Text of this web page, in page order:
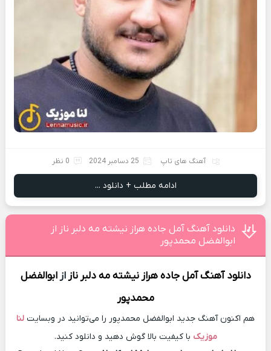
آهنگ های تاپ 25 دسامبر 2024 0 نظر
ادامه مطلب + دانلود ...
دانلود آهنگ آمل جاده هراز نیشته مه دلبر ناز از
ابوالفضل محمدپور
دانلود آهنگ آمل جاده هراز نیشته مه دلبر نازازابوالفضل
محمدپور
هم اکنون آهنگ جدید ابوالفضل محمدپور را می‌توانید در وبسایت لنا
موزیک با کیفیت بالا گوش دهید و دانلود کنید.